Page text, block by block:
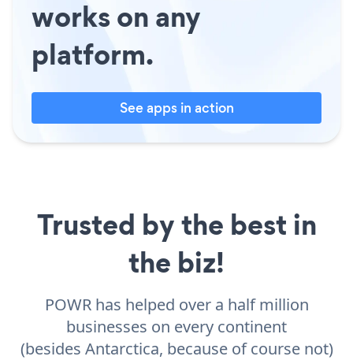
works on any
platform.
See apps in action
Trusted by the best in
the biz!
POWR has helped over a half million
businesses on every continent
(besides Antarctica, because of course not)